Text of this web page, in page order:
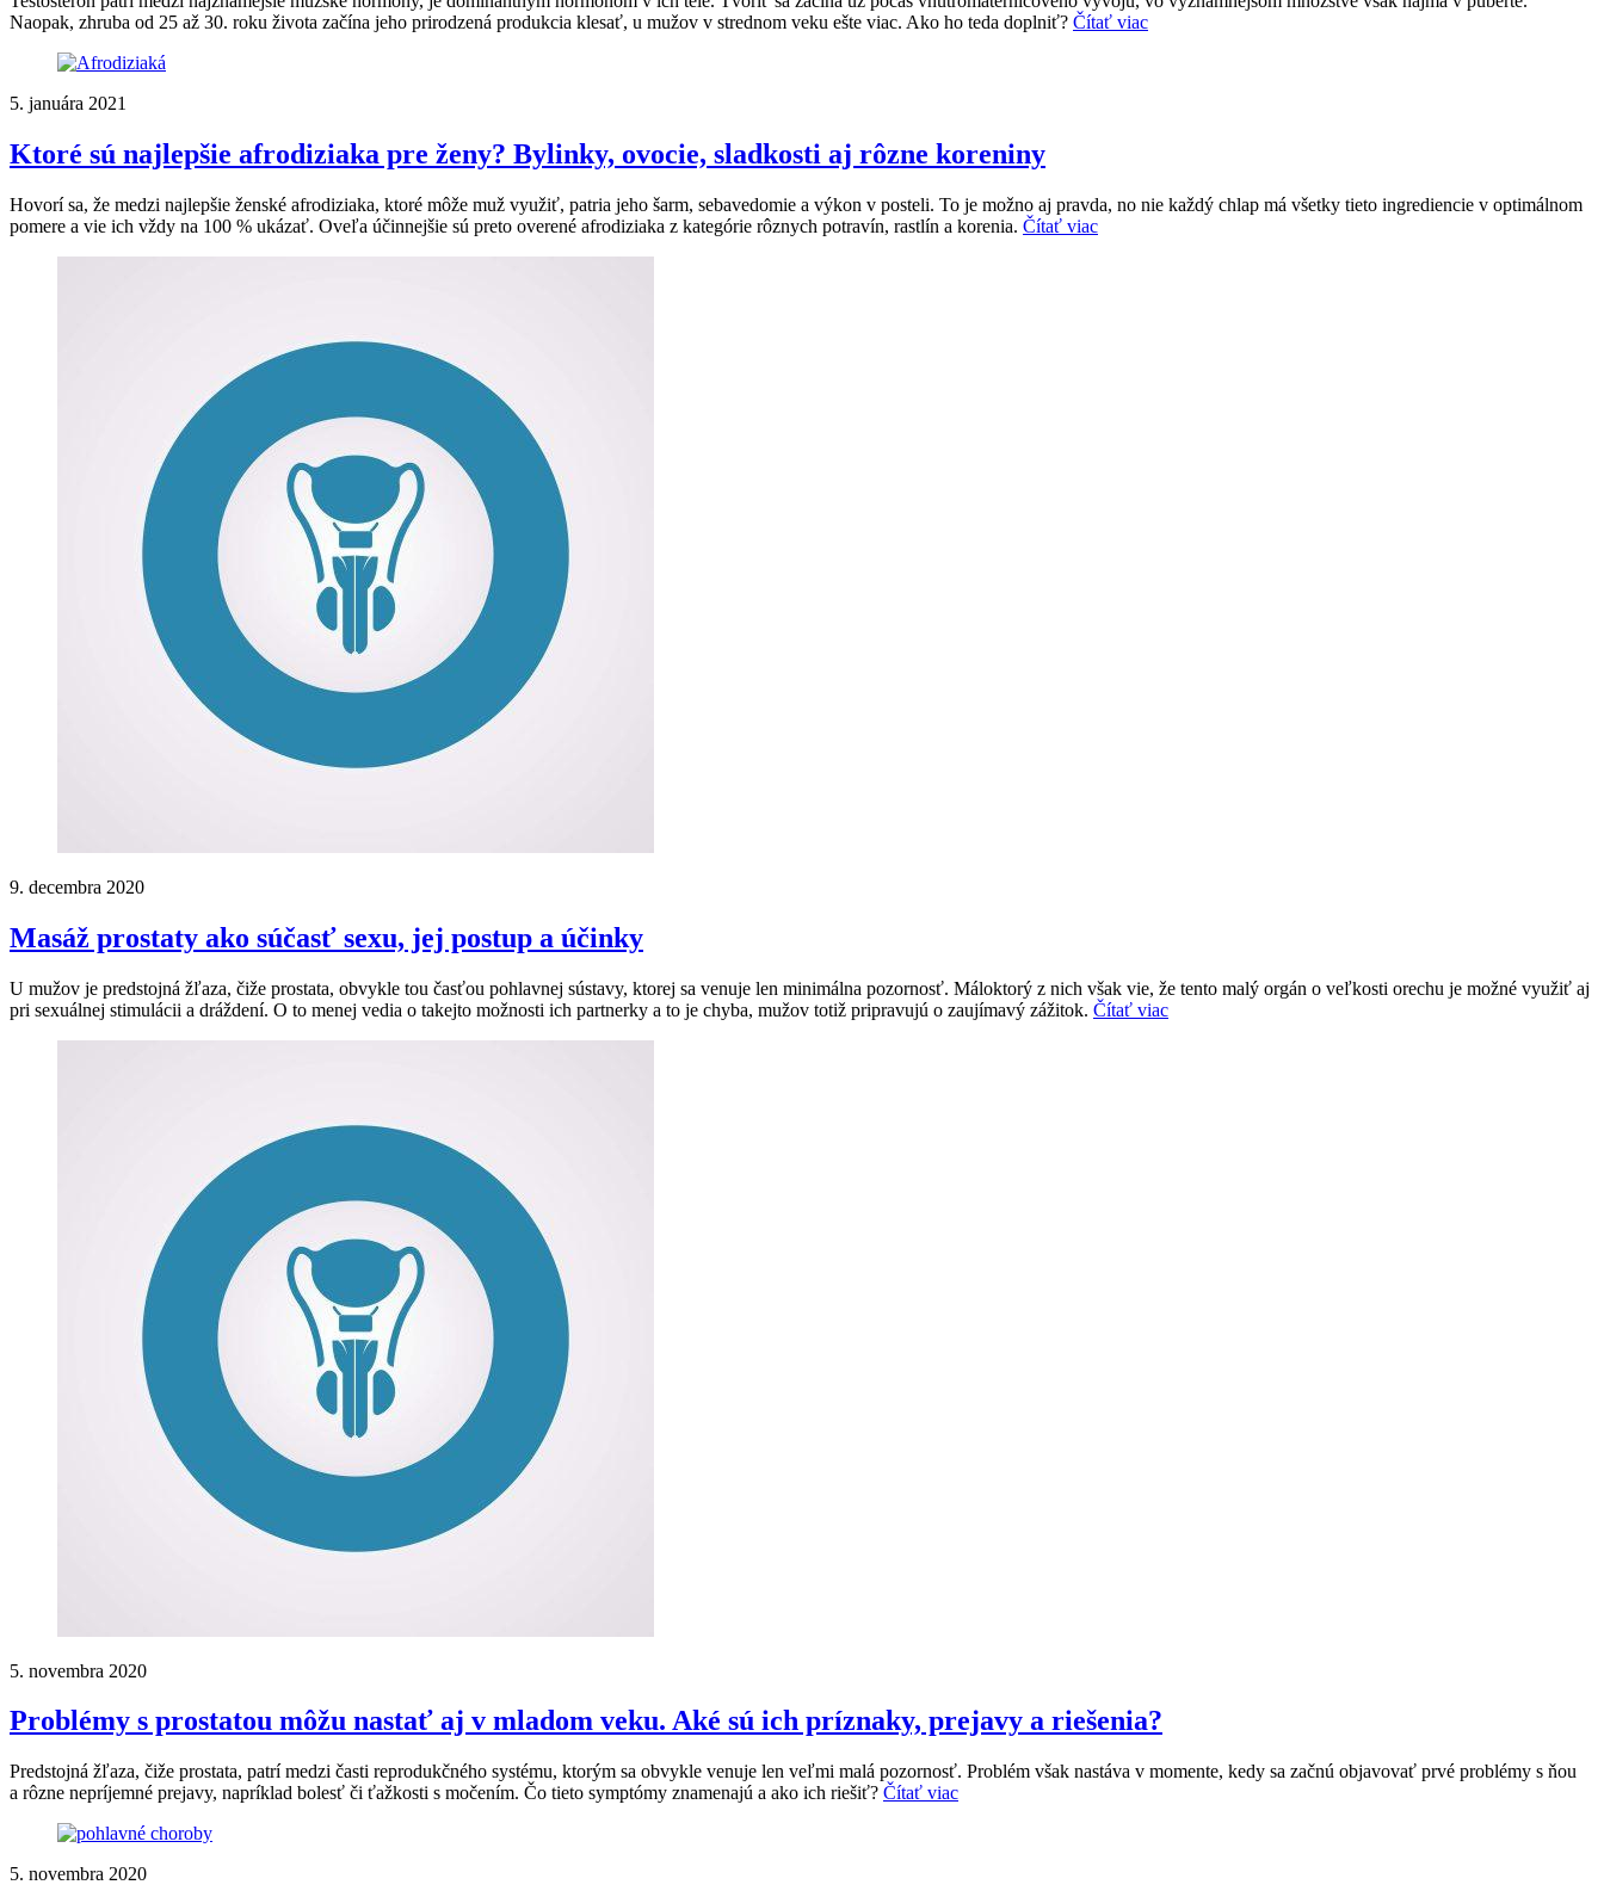
Naopak, zhruba od 25 až 30. roku života začína jeho prirodzená produkcia klesať, u mužov v strednom veku ešte viac. Ako ho teda doplniť? Čítať viac
5. januára 2021
Ktoré sú najlepšie afrodiziaka pre ženy? Bylinky, ovocie, sladkosti aj rôzne koreniny
Hovorí sa, že medzi najlepšie ženské afrodiziaka, ktoré môže muž využiť, patria jeho šarm, sebavedomie a výkon v posteli. To je možno aj pravda, no nie každý chlap má všetky tieto ingrediencie v optimálnom
pomere a vie ich vždy na 100 % ukázať. Oveľa účinnejšie sú preto overené afrodiziaka z kategórie rôznych potravín, rastlín a korenia. Čítať viac
9. decembra 2020
Masáž prostaty ako súčasť sexu, jej postup a účinky
U mužov je predstojná žľaza, čiže prostata, obvykle tou časťou pohlavnej sústavy, ktorej sa venuje len minimálna pozornosť. Máloktorý z nich však vie, že tento malý orgán o veľkosti orechu je možné využiť aj
pri sexuálnej stimulácii a dráždení. O to menej vedia o takejto možnosti ich partnerky a to je chyba, mužov totiž pripravujú o zaujímavý zážitok. Čítať viac
5. novembra 2020
Problémy s prostatou môžu nastať aj v mladom veku. Aké sú ich príznaky, prejavy a riešenia?
Predstojná žľaza, čiže prostata, patrí medzi časti reprodukčného systému, ktorým sa obvykle venuje len veľmi malá pozornosť. Problém však nastáva v momente, kedy sa začnú objavovať prvé problémy s ňou
a rôzne nepríjemné prejavy, napríklad bolesť či ťažkosti s močením. Čo tieto symptómy znamenajú a ako ich riešiť? Čítať viac
5. novembra 2020